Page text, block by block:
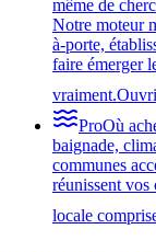
même de
Notre moteur
à-porte,
faire émerger
vraiment.
ProOù
baignade,
communes
réunissent vos
locale